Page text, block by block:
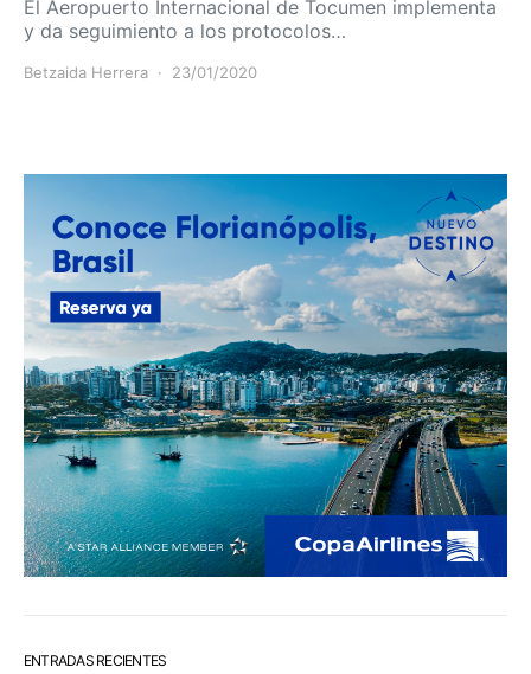
El Aeropuerto Internacional de Tocumen implementa
y da seguimiento a los protocolos…
Betzaida Herrera 23/01/2020
ENTRADAS RECIENTES